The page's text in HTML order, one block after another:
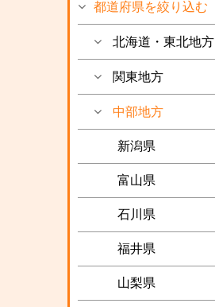
都道府県を絞り込む
北海道・東北地方
関東地方
中部地方
新潟県
富山県
石川県
福井県
山梨県